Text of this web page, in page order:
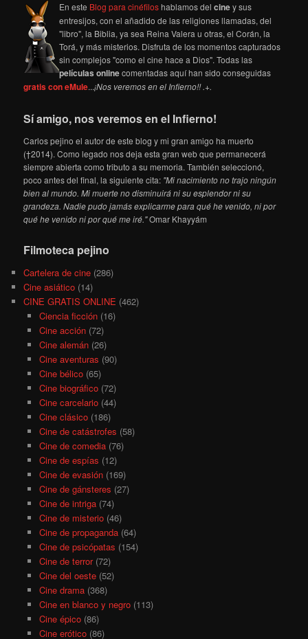
En este Blog para cinéfiloshablamos delciney sus
entresijos, con el añadido de las religiones llamadas, del
"libro", la Biblia, ya sea Reina Valera u otras, el Corán, la
Torá, y más misterios. Disfruta de los momentos capturados
sin complejos "como el cine hace a Dios". Todas las
películas onlinecomentadas aquí han sido conseguidas
gratis con eMule...¡Nos veremos en el Infierno!! .+.
Sí amigo, nos veremos en el Infierno!
Carlos pejino el autor de este blog y mi gran amigo ha muerto
(†2014). Como legado nos deja esta gran web que permanecerá
siempre abierta como tributo a su memoria. También seleccionó,
poco antes del final, la siguiente cita: "Mi nacimiento no trajo ningún
bien al mundo. Mi muerte no disminuirá ni su esplendor ni su
grandeza. Nadie pudo jamás explicarme para qué he venido, ni por
qué he venido ni por qué me iré."Omar Khayyám
Filmoteca pejino
Cartelera de cine (286)
Cine asiático (14)
CINE GRATIS ONLINE (462)
Ciencia ficción(16)
Cine acción(72)
Cine alemán(26)
Cine aventuras (90)
Cine bélico(65)
Cine biográfico(72)
Cine carcelario(44)
Cine clásico(186)
Cine de catástrofes (58)
Cine de comedia(76)
Cine de espías (12)
Cine de evasión(169)
Cine de gánsteres (27)
Cine de intriga(74)
Cine de misterio(46)
Cine de propaganda(64)
Cine de psicópatas (154)
Cine de terror(72)
Cine del oeste(52)
Cine drama(368)
Cine en blanco y negro(113)
Cine épico(86)
Cine erótico(86)